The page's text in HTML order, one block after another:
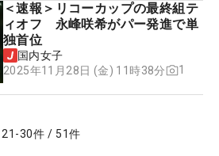
＜速報＞リコーカップの最終組テ
ィオフ 永峰咲希がパー発進で単
独首位
国内女子
2025年11月28日 (金) 11時38分
1
21 -30件 / 51件